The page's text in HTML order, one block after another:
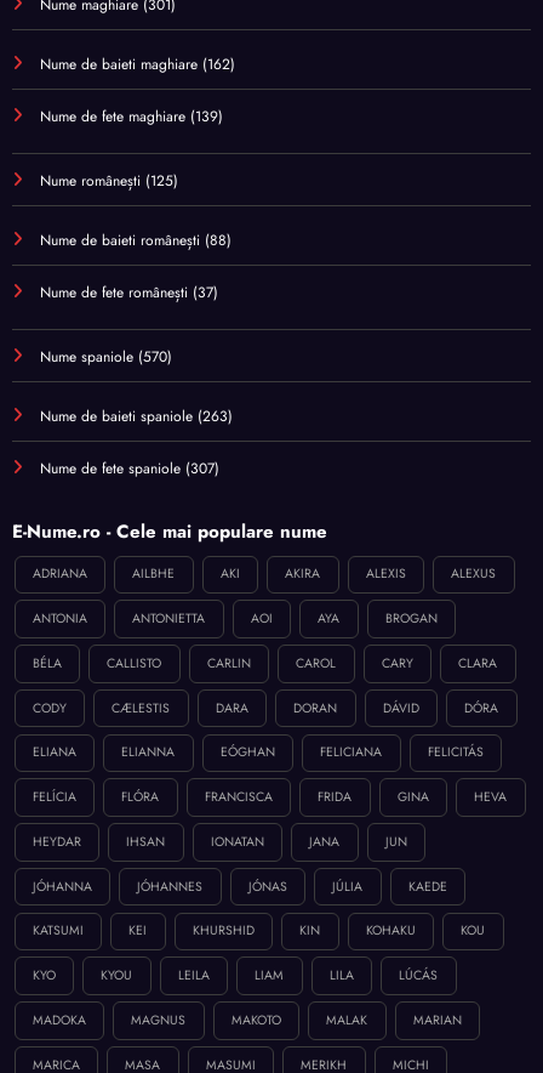
Nume maghiare (301)
Nume de baieti maghiare (162)
Nume de fete maghiare (139)
Nume românești (125)
Nume de baieti românești (88)
Nume de fete românești (37)
Nume spaniole (570)
Nume de baieti spaniole (263)
Nume de fete spaniole (307)
E-Nume.ro - Cele mai populare nume
ADRIANA AILBHE AKI AKIRA ALEXIS ALEXUS
ANTONIA ANTONIETTA AOI AYA BROGAN
BÉLA CALLISTO CARLIN CAROL CARY CLARA
CODY CÆLESTIS DARA DORAN DÁVID DÓRA
ELIANA ELIANNA EÓGHAN FELICIANA FELICITÁS
FELÍCIA FLÓRA FRANCISCA FRIDA GINA HEVA
HEYDAR IHSAN IONATAN JANA JUN
JÓHANNA JÓHANNES JÓNAS JÚLIA KAEDE
KATSUMI KEI KHURSHID KIN KOHAKU KOU
KYO KYOU LEILA LIAM LILA LÚCÁS
MADOKA MAGNUS MAKOTO MALAK MARIAN
MARICA MASA MASUMI MERIKH MICHI